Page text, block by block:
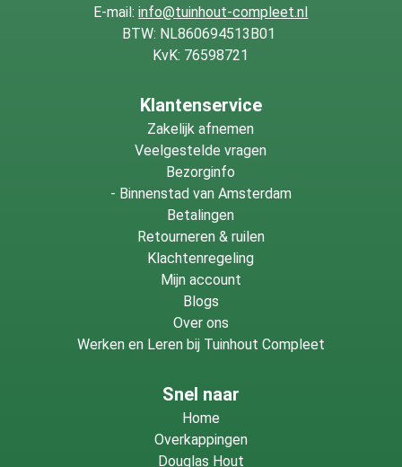
E-mail:info@tuinhout-compleet.nl
BTW: NL860694513B01
KvK: 76598721
Klantenservice
Zakelijk afnemen
Veelgestelde vragen
Bezorginfo
- Binnenstad van Amsterdam
Betalingen
Retourneren & ruilen
Klachtenregeling
Mijn account
Blogs
Over ons
Werken en Leren bij Tuinhout Compleet
Snel naar
Home
Overkappingen
Douglas Hout